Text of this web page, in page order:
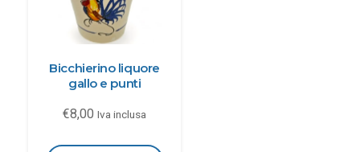
Bicchierino liquore
gallo e punti
€8,00 Iva inclusa